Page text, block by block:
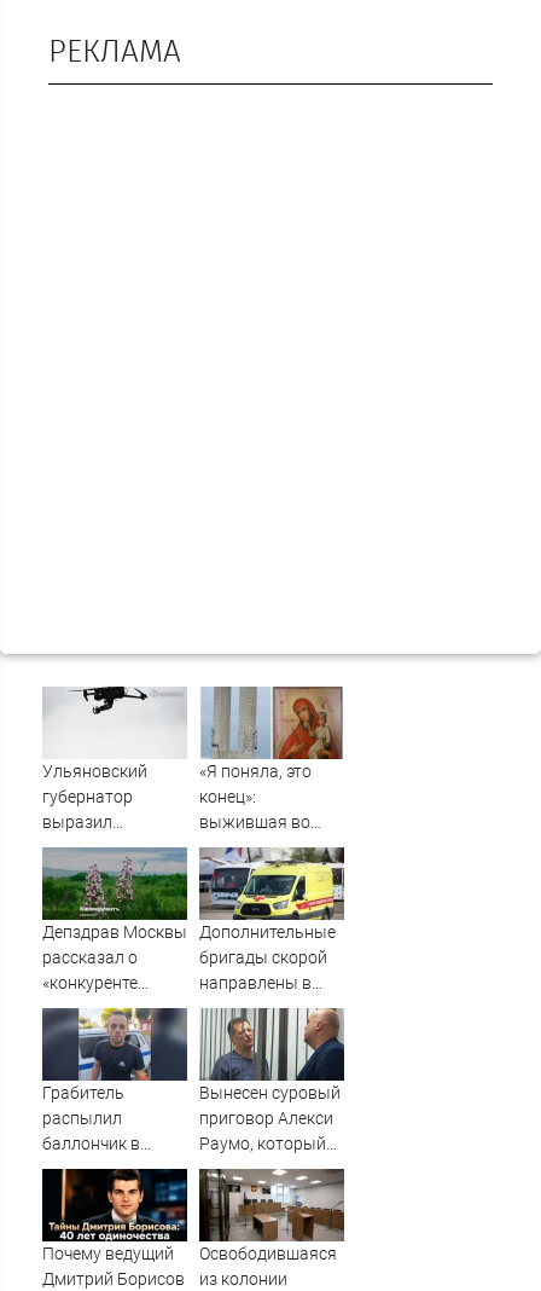
РЕКЛАМА
Ульяновский
губернатор
выразил
соболезнования
семьям погибших
в Нижнекамске
«Я поняла, это
конец»:
выжившая во
время шторма на
Волге девушка
рассказала, что
кричал ей
Садовников
Депздрав Москвы
рассказал о
«конкуренте
борщевика» в
России
Дополнительные
бригады скорой
направлены в
Нижнекамск для
помощи
пострадавшим
при атаке БПЛА
10/08/2026 –
Новости
Грабитель
распылил
баллончик в
супермаркете
Ржева – Новости
Твери и городов
Тверской области
сегодня -
Вынесен суровый
приговор Алекси
Раумо, который
привлекал
инвестиции в
Карелию
Почему ведущий
Дмитрий Борисов
Освободившаяся
из колонии